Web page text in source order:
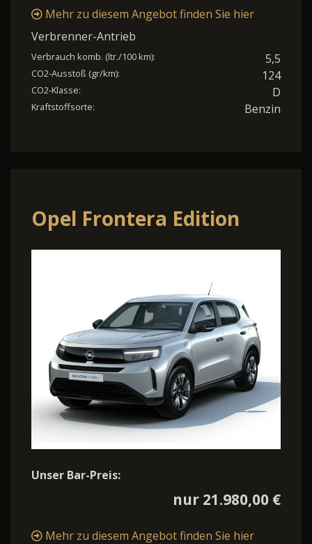
Mehr zu diesem Angebot finden Sie hier
Verbrenner-Antrieb
Verbrauch komb. (ltr./100 km): 5,5
CO2-Ausstoß (gr/km): 124
CO2-Klasse: D
Kraftstoffsorte: Benzin
Opel Frontera Edition
Unser Bar-Preis:
nur 21.980,00 €
Mehr zu diesem Angebot finden Sie hier